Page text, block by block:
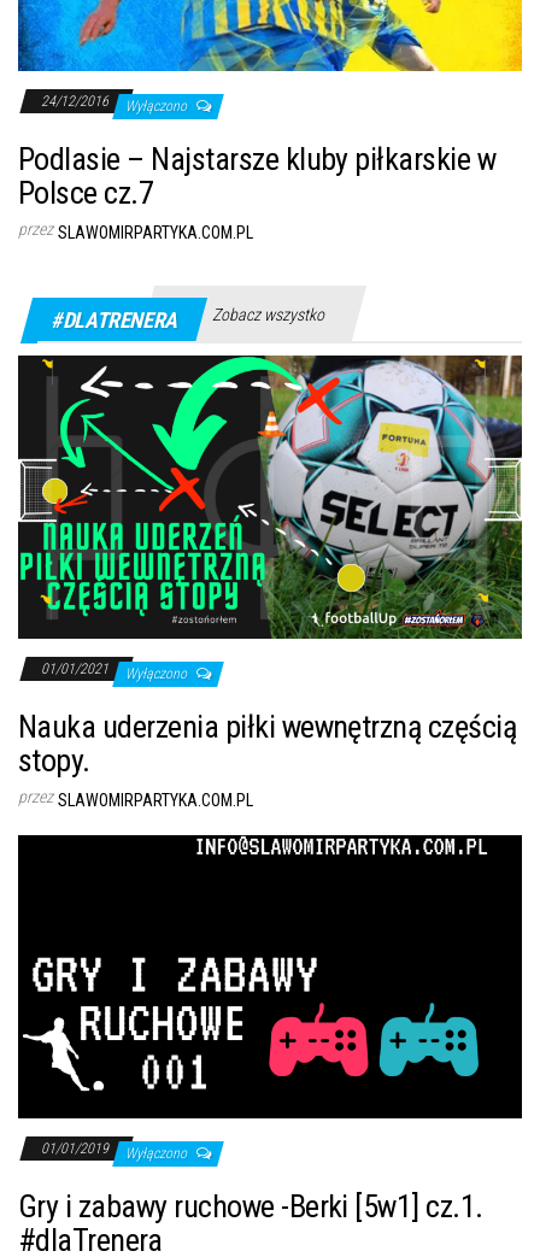
24/12/2016 Wyłączono
Podlasie – Najstarsze kluby piłkarskie w
Polsce cz.7
przez SLAWOMIRPARTYKA.COM.PL
#DLATRENERA Zobacz wszystko
01/01/2021 Wyłączono
Nauka uderzenia piłki wewnętrzną częścią
stopy.
przez SLAWOMIRPARTYKA.COM.PL
01/01/2019 Wyłączono
Gry i zabawy ruchowe -Berki [5w1] cz.1.
#dlaTrenera